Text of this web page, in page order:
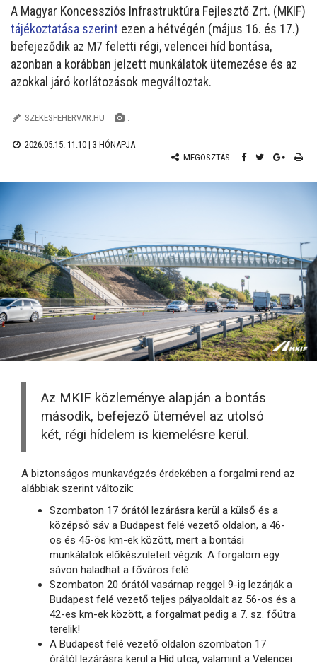
A Magyar Koncessziós Infrastruktúra Fejlesztő Zrt. (MKIF)
tájékoztatása szerint ezen a hétvégén (május 16. és 17.)
befejeződik az M7 feletti régi, velencei híd bontása,
azonban a korábban jelzett munkálatok ütemezése és az
azokkal járó korlátozások megváltoztak.
SZEKESFEHERVAR.HU .
2026.05.15. 11:10 | 3 HÓNAPJA
MEGOSZTÁS:
Az MKIF közleménye alapján a bontás
második, befejező ütemével az utolsó
két, régi hídelem is kiemelésre kerül.
A biztonságos munkavégzés érdekében a forgalmi rend az
alábbiak szerint változik:
Szombaton 17 órától lezárásra kerül a külső és a
középső sáv a Budapest felé vezető oldalon, a 46-
os és 45-ös km-ek között, mert a bontási
munkálatok előkészületeit végzik. A forgalom egy
sávon haladhat a főváros felé.
Szombaton 20 órától vasárnap reggel 9-ig lezárják a
Budapest felé vezető teljes pályaoldalt az 56-os és a
42-es km-ek között, a forgalmat pedig a 7. sz. főútra
terelik!
A Budapest felé vezető oldalon szombaton 17
órától lezárásra kerül a Híd utca, valamint a Velencei